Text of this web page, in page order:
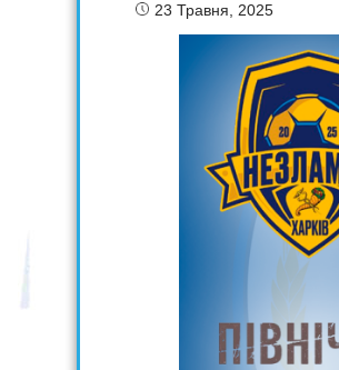
23 Травня, 2025